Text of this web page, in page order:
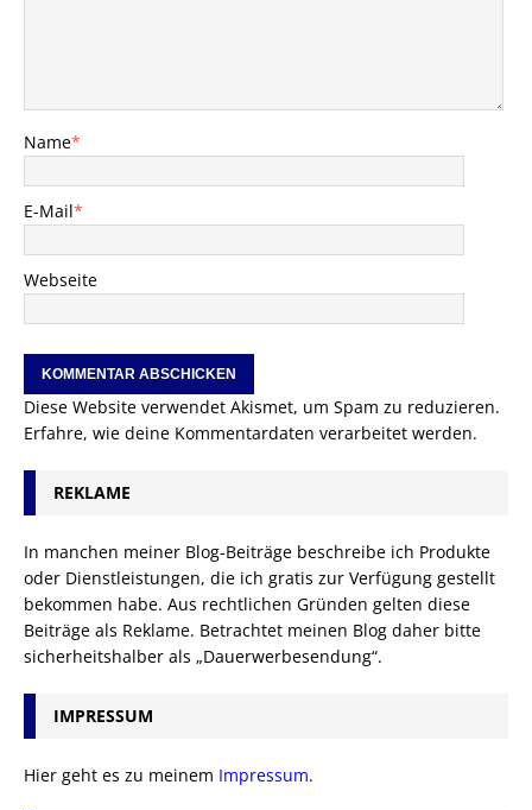
Name*
E-Mail*
Webseite
Diese Website verwendet Akismet, um Spam zu reduzieren.
Erfahre, wie deine Kommentardaten verarbeitet werden.
REKLAME
In manchen meiner Blog-Beiträge beschreibe ich Produkte
oder Dienstleistungen, die ich gratis zur Verfügung gestellt
bekommen habe. Aus rechtlichen Gründen gelten diese
Beiträge als Reklame. Betrachtet meinen Blog daher bitte
sicherheitshalber als „Dauerwerbesendung“.
IMPRESSUM
Hier geht es zu meinem Impressum.